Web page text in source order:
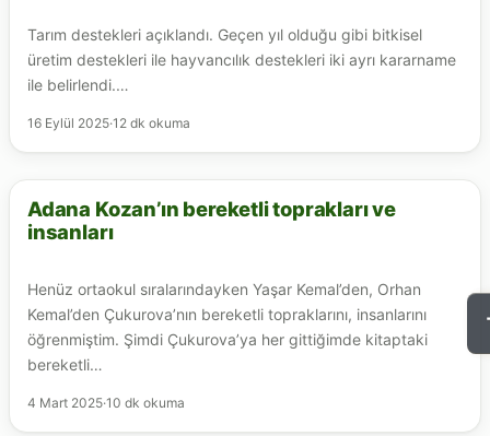
Tarım destekleri açıklandı. Geçen yıl olduğu gibi bitkisel
üretim destekleri ile hayvancılık destekleri iki ayrı kararname
ile belirlendi.…
16 Eylül 2025·12 dk okuma
ARICILIK
Adana Kozan’ın bereketli toprakları ve
insanları
Henüz ortaokul sıralarındayken Yaşar Kemal’den, Orhan
Kemal’den Çukurova’nın bereketli topraklarını, insanlarını
öğrenmiştim. Şimdi Çukurova’ya her gittiğimde kitaptaki
bereketli…
4 Mart 2025·10 dk okuma